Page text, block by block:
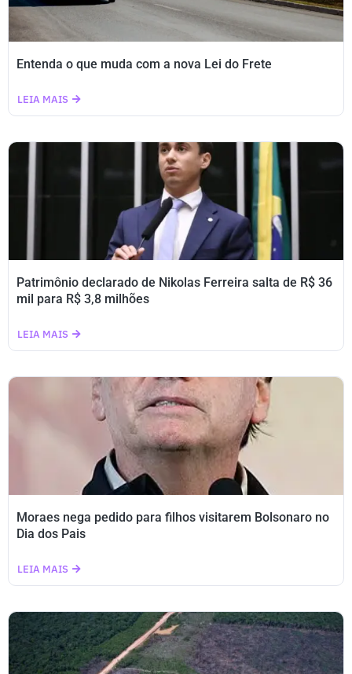
Entenda o que muda com a nova Lei do Frete
LEIA MAIS
Patrimônio declarado de Nikolas Ferreira salta de R$ 36
mil para R$ 3,8 milhões
LEIA MAIS
Moraes nega pedido para filhos visitarem Bolsonaro no
Dia dos Pais
LEIA MAIS